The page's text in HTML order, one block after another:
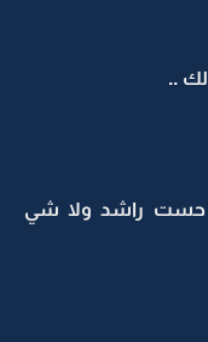
..
حست راشد ولا شي